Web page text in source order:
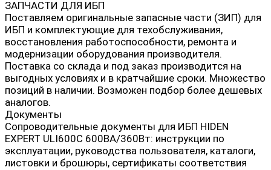
ЗАПЧАСТИ ДЛЯ ИБП
Поставляем оригинальные запасные части (ЗИП) для
ИБП и комплектующие для техобслуживания,
восстановления работоспособности, ремонта и
модернизации оборудования производителя.
Поставка со склада и под заказ производится на
выгодных условиях и в кратчайшие сроки. Множество
позиций в наличии. Возможен подбор более дешевых
аналогов.
Документы
Сопроводительные документы для ИБП HIDEN
EXPERT ULI600С 600ВА/360Вт: инструкции по
эксплуатации, руководства пользователя, каталоги,
листовки и брошюры, сертификаты соответствия